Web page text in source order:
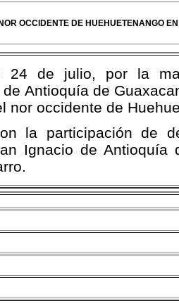
OCCIDENTE DE HUEHUETENANGO
24 de julio, por la
Antioquía de
nor occidente de
la participación de
Ignacio de